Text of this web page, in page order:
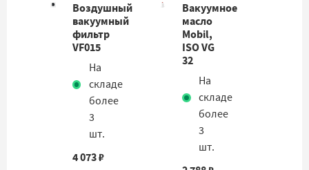
Воздушный
вакуумный
фильтр
VF015
На
складе
более
3
шт.
4 073 ₽
Вакуумное
масло
Mobil,
ISO VG
32
На
складе
более
3
шт.